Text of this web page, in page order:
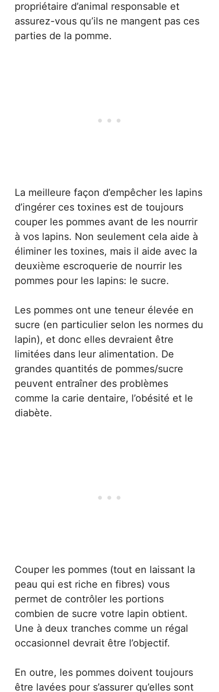
propriétaire d’animal responsable et
assurez-vous qu’ils ne mangent pas ces
parties de la pomme.
La meilleure façon d’empêcher les lapins
d’ingérer ces toxines est de toujours
couper les pommes avant de les nourrir
à vos lapins. Non seulement cela aide à
éliminer les toxines, mais il aide avec la
deuxième escroquerie de nourrir les
pommes pour les lapins: le sucre.
Les pommes ont une teneur élevée en
sucre (en particulier selon les normes du
lapin), et donc elles devraient être
limitées dans leur alimentation. De
grandes quantités de pommes/sucre
peuvent entraîner des problèmes
comme la carie dentaire, l’obésité et le
diabète.
Couper les pommes (tout en laissant la
peau qui est riche en fibres) vous
permet de contrôler les portions
combien de sucre votre lapin obtient.
Une à deux tranches comme un régal
occasionnel devrait être l’objectif.
En outre, les pommes doivent toujours
être lavées pour s’assurer qu’elles sont